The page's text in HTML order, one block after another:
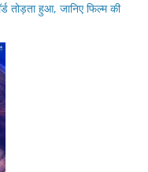
तोड़ता हुआ, जानिए फिल्म की